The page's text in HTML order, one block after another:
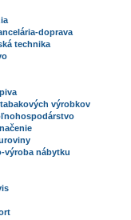
doprava
technika
výrobkov
výroba nábytku